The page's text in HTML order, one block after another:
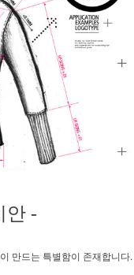
안 -
만드는 특별함이 존재합니다.